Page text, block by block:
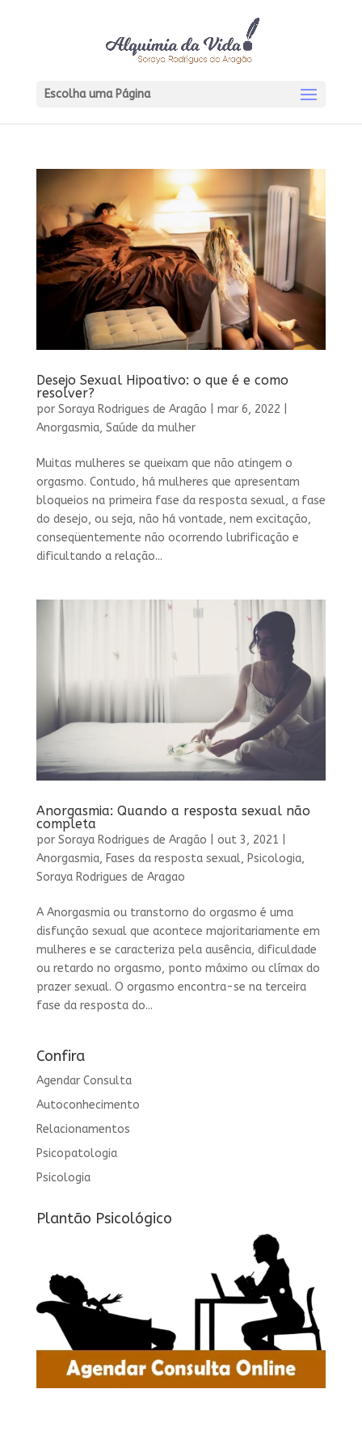
Escolha uma Página
Desejo Sexual Hipoativo: o que é e como
resolver?
por Soraya Rodrigues de Aragão mar 6, 2022
Anorgasmia, Saúde da mulher
Muitas mulheres se queixam que não atingem o
orgasmo. Contudo, há mulheres que apresentam
bloqueios na primeira fase da resposta sexual, a fase
do desejo, ou seja, não há vontade, nem excitação,
conseqüentemente não ocorrendo lubrificação e
dificultando a relação...
Anorgasmia: Quando a resposta sexual não
completa
por Soraya Rodrigues de Aragão out 3, 2021
Anorgasmia, Fases da resposta sexual, Psicologia,
Soraya Rodrigues de Aragao
A Anorgasmia ou transtorno do orgasmo é uma
disfunção sexual que acontece majoritariamente em
mulheres e se caracteriza pela ausência, dificuldade
ou retardo no orgasmo, ponto máximo ou clímax do
prazer sexual. O orgasmo encontra-se na terceira
fase da resposta do...
Confira
Agendar Consulta
Autoconhecimento
Relacionamentos
Psicopatologia
Psicologia
Plantão Psicológico